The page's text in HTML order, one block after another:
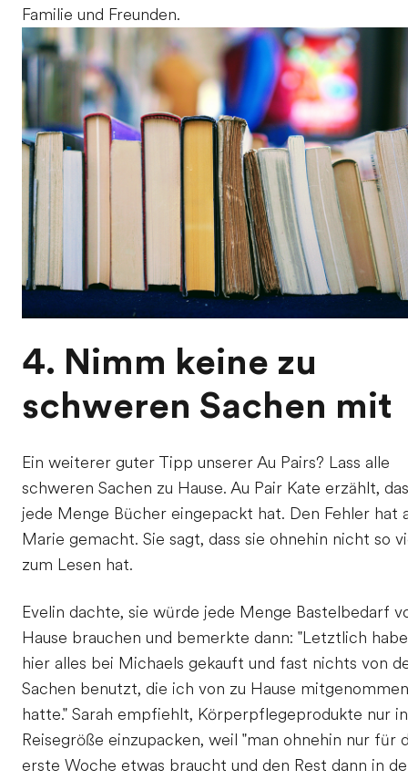
Familie und Freunden.
4. Nimm keine zu
schweren Sachen mit
Ein weiterer guter Tipp unserer Au Pairs? Lass alle
schweren Sachen zu Hause. Au Pair Kate erzählt,
jede Menge Bücher eingepackt hat. Den Fehler hat
Marie gemacht. Sie sagt, dass sie ohnehin nicht so
zum Lesen hat.
Evelin dachte, sie würde jede Menge Bastelbedarf
Hause brauchen und bemerkte dann: "Letztlich
hier alles bei Michaels gekauft und fast nichts von
Sachen benutzt, die ich von zu Hause mitgenommen
hatte." Sarah empfiehlt, Körperpflegeprodukte nur in
Reisegröße einzupacken, weil "man ohnehin nur für
erste Woche etwas braucht und den Rest dann in